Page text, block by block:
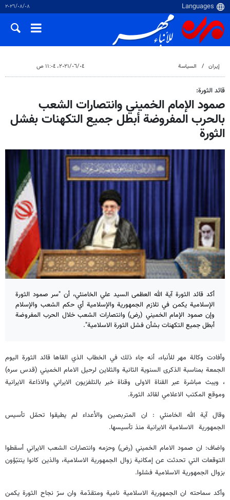
٠٨‏/٠٨‏/٢٠٢٦
إيران السياسة ٠٤‏/٠٦‏/٢٠٢١، ١١:٠٤ ص
قائد الثورة:
صمود الإمام الخميني وانتصارات الشعب
بالحرب المفروضة أبطل جميع التكهنات بفشل
الثورة
أكد قائد الثورة آية الله العظمى السيد علي الخامنئي، أن "سر صمود الثورة
الإسلامية يكمن في تلازم الجمهورية والإسلامية أي حكم الشعب والإسلام
وإن صمود الإمام الخميني (رض) وانتصارات الشعب خلال الحرب المفروضة
أبطل جميع التكهنات بشأن فشل الثورة الاسلامية".
وأفادت وكالة مهر للأنباء، أنه جاء ذلك في الخطاب الذي القاها قائد الثورة اليوم
الجمعة بمناسبة الذكرى السنوية الثانية والثلاين لرحيل الامام الخميني (قدس سره)
، ويبث مباشرة عبر القناة الاولى وقناة خبر بالتلفزيون الايراني والاذاعة الايرانية
وموقع المكتب الاعلامي لقائد الثورة.
وقال آية الله الخامنئي : ان المتربصين والأعداء لم يطيقوا تحمّل تأسيس
الجمهورية الاسلامية الايرانية منذ تأسيسها.
واضاف: ان صمود الامام الخميني (رض) وحزمه وانتصارات الشعب الايراني أسقطوا
التوقعات التي تحدثت عن إمكانية زوال الجمهورية الاسلامية، والذين كانوا يتنبّؤون
بزوال الجمهورية الاسلامية فشلوا.
وأكد سماحته ان الجمهورية الاسلامية نامية ومتقدّمة وان سرّ نجاح الثورة يكمن